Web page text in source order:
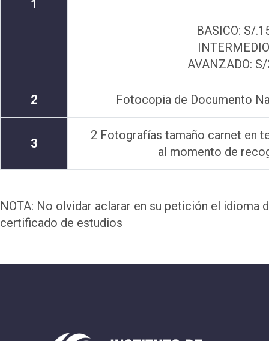
1
BASICO: S/
AVANZADO:
2 Fotocopia de Documento
3
2 Fotografías tamaño carnet en
al momento de
NOTA: No olvidar aclarar en su petición el idioma
certificado de estudios